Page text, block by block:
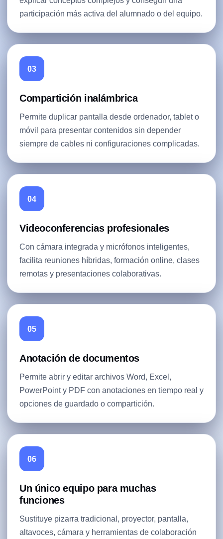
participación más activa del alumnado o del equipo.
03
Compartición inalámbrica
Permite duplicar pantalla desde ordenador, tablet o
móvil para presentar contenidos sin depender
siempre de cables ni configuraciones complicadas.
04
Videoconferencias profesionales
Con cámara integrada y micrófonos inteligentes,
facilita reuniones híbridas, formación online, clases
remotas y presentaciones colaborativas.
05
Anotación de documentos
Permite abrir y editar archivos Word, Excel,
PowerPoint y PDF con anotaciones en tiempo real y
opciones de guardado o compartición.
06
Un único equipo para muchas
funciones
Sustituye pizarra tradicional, proyector, pantalla,
altavoces, cámara y herramientas de colaboración